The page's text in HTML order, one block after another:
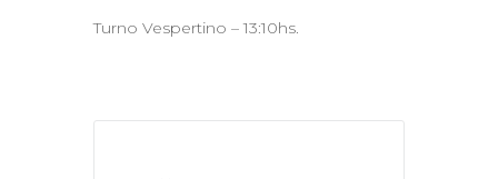
Turno Vespertino – 13:10hs.